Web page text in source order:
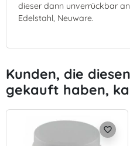
dieser dann unverrückbar
Edelstahl, Neuware.
Kunden, die
gekauft haben,
favorite_border